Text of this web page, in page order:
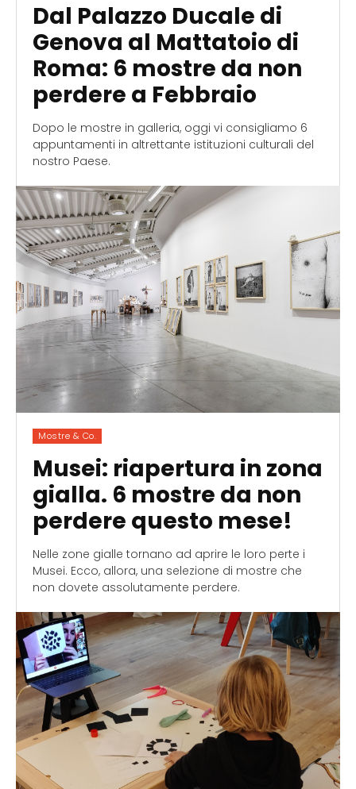
Dal Palazzo Ducale di
Genova al Mattatoio di
Roma: 6 mostre da non
perdere a Febbraio
Dopo le mostre in galleria, oggi vi consigliamo 6
appuntamenti in altrettante istituzioni culturali del
nostro Paese.
Mostre & Co.
Musei: riapertura in zona
gialla. 6 mostre da non
perdere questo mese!
Nelle zone gialle tornano ad aprire le loro perte i
Musei. Ecco, allora, una selezione di mostre che
non dovete assolutamente perdere.